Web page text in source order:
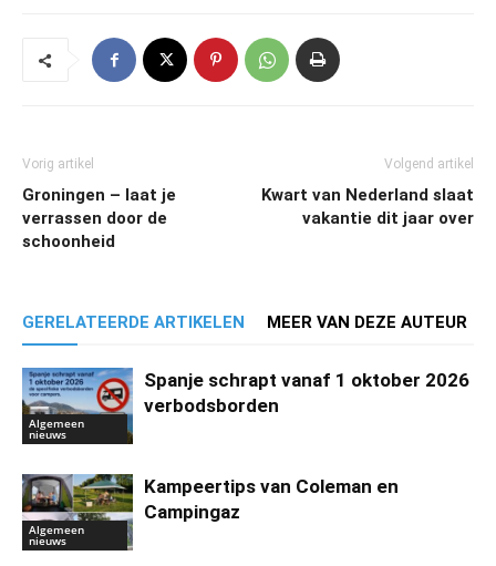
Vorig artikel
Groningen – laat je
verrassen door de
schoonheid
Volgend artikel
Kwart van Nederland slaat
vakantie dit jaar over
GERELATEERDE ARTIKELEN MEER VAN DEZE AUTEUR
Algemeen
nieuws
Spanje schrapt vanaf 1 oktober 2026
verbodsborden
Algemeen
nieuws
Kampeertips van Coleman en
Campingaz